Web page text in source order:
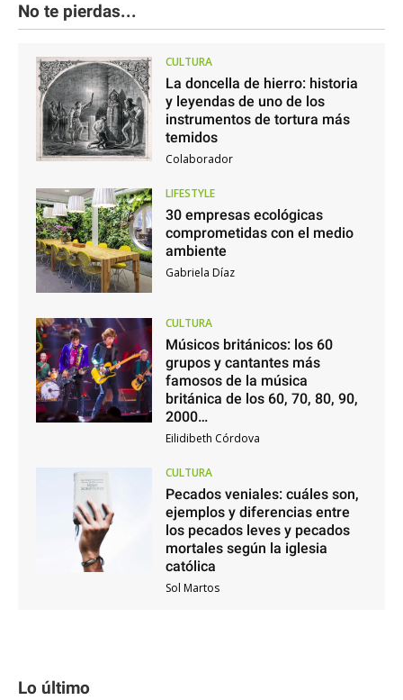
No te pierdas...
CULTURA
La doncella de hierro: historia
y leyendas de uno de los
instrumentos de tortura más
temidos
Colaborador
LIFESTYLE
30 empresas ecológicas
comprometidas con el medio
ambiente
Gabriela Díaz
CULTURA
Músicos británicos: los 60
grupos y cantantes más
famosos de la música
británica de los 60, 70, 80, 90,
2000…
Eilidibeth Córdova
CULTURA
Pecados veniales: cuáles son,
ejemplos y diferencias entre
los pecados leves y pecados
mortales según la iglesia
católica
Sol Martos
Lo último